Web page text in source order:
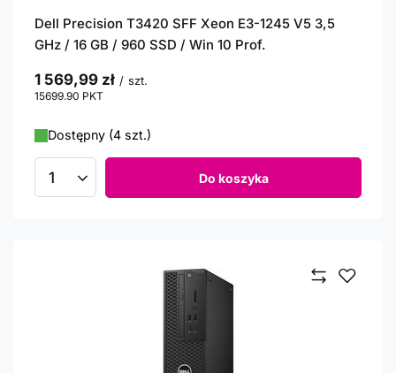
Dell Precision T3420 SFF Xeon E3-1245 V5 3,5
GHz / 16 GB / 960 SSD / Win 10 Prof.
1 569,99 zł / szt.
15699.90 PKT
Dostępny (4 szt.)
Ilość produktów Do koszyka